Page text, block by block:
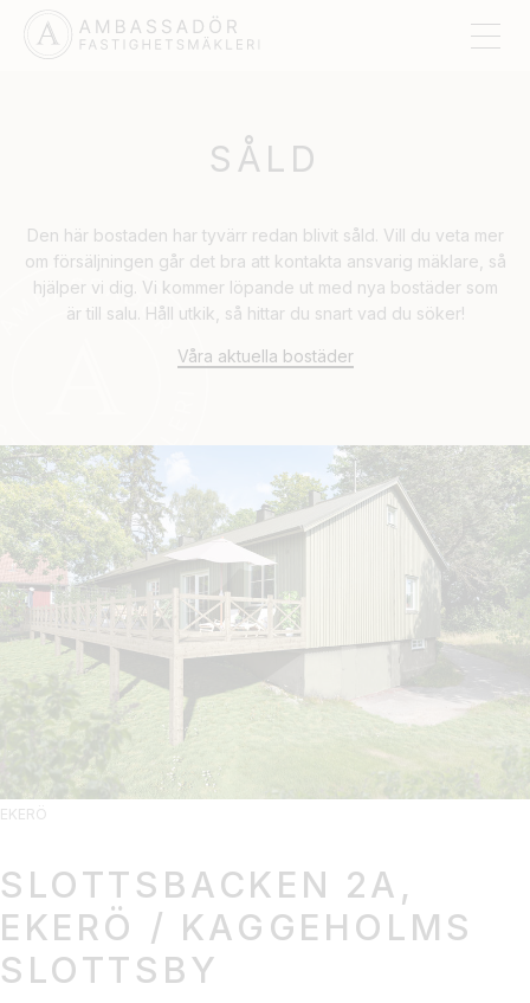
SÅLD
Den här bostaden har tyvärr redan blivit såld. Vill du veta mer
om försäljningen går det bra att kontakta ansvarig mäklare, så
hjälper vi dig. Vi kommer löpande ut med nya bostäder som
är till salu. Håll utkik, så hittar du snart vad du söker!
Våra aktuella bostäder
EKERÖ
SLOTTSBACKEN 2A,
EKERÖ / KAGGEHOLMS
SLOTTSBY